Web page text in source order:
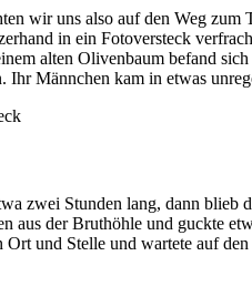
wir uns also auf den Weg
in ein Fotoversteck
alten Olivenbaum befand
Ihr Männchen kam in etwas
zwei Stunden lang, dann
aus der Bruthöhle und guckte
und Stelle und wartete auf